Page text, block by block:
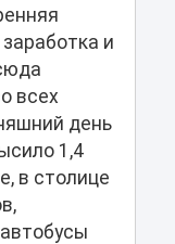
и
всех
день
1,4
в столице